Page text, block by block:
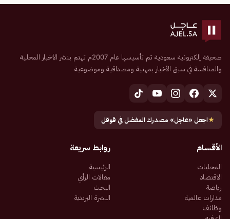
صحيفة إلكترونية سعودية تم تأسيسها عام 2007م تهتم بنشر الأخبار المحلية
والمنافسة في سبق الأخبار بمهنية ومصداقية وموضوعية
★اجعل «عاجل» مصدرك المفضل في قوقل
الأقسام
المحليات
الاقتصاد
رياضة
مدارات عالمية
وظائف
روابط سريعة
الرئيسية
مقالات الرأي
البحث
النشرة البريدية